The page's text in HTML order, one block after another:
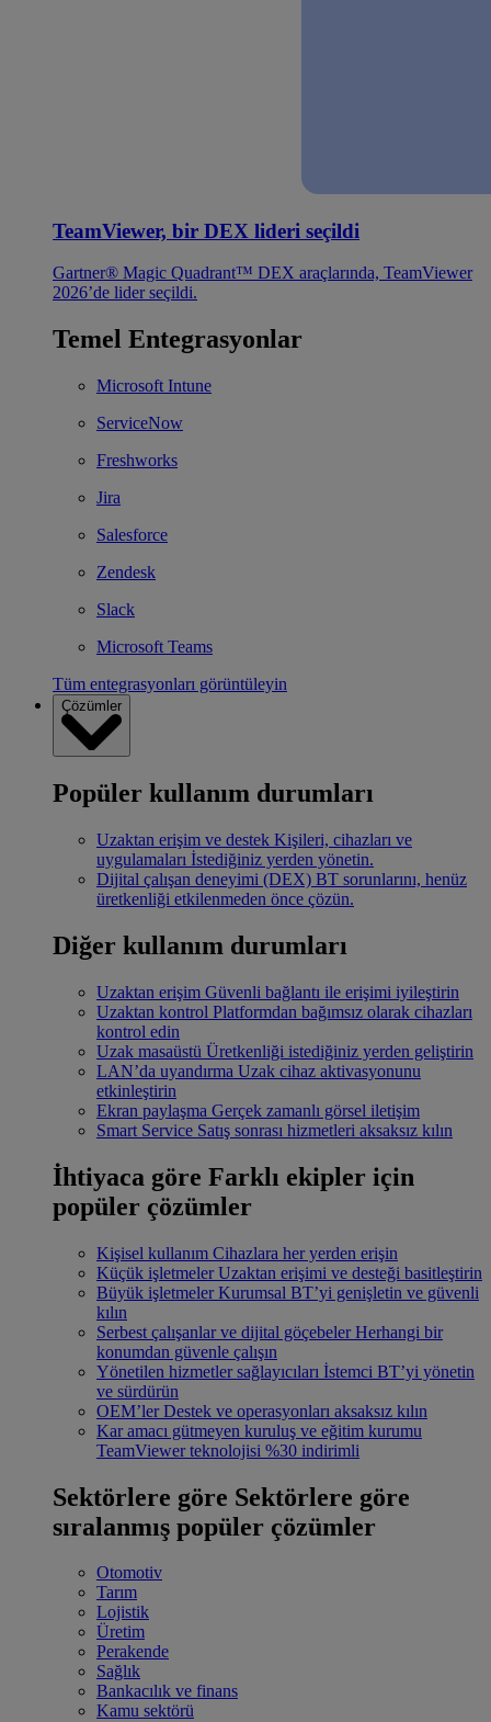
TeamViewer, bir DEX lideri seçildi
Gartner® Magic Quadrant™ DEX araçlarında, TeamViewer
2026’de lider seçildi.
Temel Entegrasyonlar
Microsoft Intune
ServiceNow
Freshworks
Jira
Salesforce
Zendesk
Slack
Microsoft Teams
Tüm entegrasyonları görüntüleyin
Çözümler
Popüler kullanım durumları
Uzaktan erişim ve destek Kişileri, cihazları ve
uygulamaları İstediğiniz yerden yönetin.
Dijital çalışan deneyimi (DEX) BT sorunlarını, henüz
üretkenliği etkilenmeden önce çözün.
Diğer kullanım durumları
Uzaktan erişim Güvenli bağlantı ile erişimi iyileştirin
Uzaktan kontrol Platformdan bağımsız olarak cihazları
kontrol edin
Uzak masaüstü Üretkenliği istediğiniz yerden geliştirin
LAN’da uyandırma Uzak cihaz aktivasyonunu
etkinleştirin
Ekran paylaşma Gerçek zamanlı görsel iletişim
Smart Service Satış sonrası hizmetleri aksaksız kılın
İhtiyaca göre Farklı ekipler için
popüler çözümler
Kişisel kullanım Cihazlara her yerden erişin
Küçük işletmeler Uzaktan erişimi ve desteği basitleştirin
Büyük işletmeler Kurumsal BT’yi genişletin ve güvenli
kılın
Serbest çalışanlar ve dijital göçebeler Herhangi bir
konumdan güvenle çalışın
Yönetilen hizmetler sağlayıcıları İstemci BT’yi yönetin
ve sürdürün
OEM’ler Destek ve operasyonları aksaksız kılın
Kar amacı gütmeyen kuruluş ve eğitim kurumu
TeamViewer teknolojisi %30 indirimli
Sektörlere göre Sektörlere göre
sıralanmış popüler çözümler
Otomotiv
Tarım
Lojistik
Üretim
Perakende
Sağlık
Bankacılık ve finans
Kamu sektörü